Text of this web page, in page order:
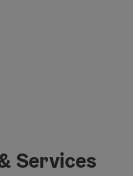
Services